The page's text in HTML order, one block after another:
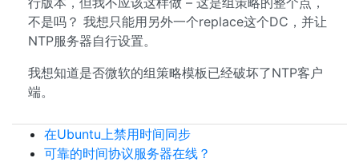
不是吗？ 我想只能用另外一个replace这个DC，并让
NTP服务器自行设置。
我想知道是否微软的组策略模板已经破坏了NTP客户
端。
在Ubuntu上禁用时间同步
可靠的时间协议服务器在线？